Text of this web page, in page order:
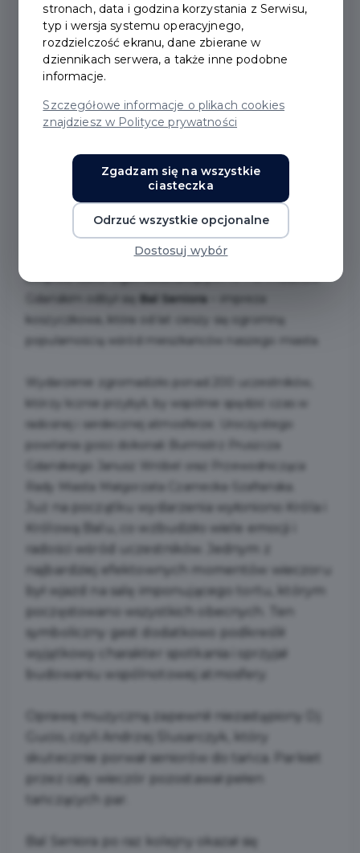
2026-06-12
BAL SENIORA W
PRUSZCZU GDAŃSKIM -
PEŁEN UŚMIECHU I
DOBREJ ZABAWY -
FOTORELACJA
10 czerwca 2026 r. w hali sportowo-widowiskowej
Zespołu Szkół Ogólnokształcących nr 1 w Pruszczu
Bal Seniora
popularnością wśród mieszkańców naszego miasta.
Wydarzenie zgromadziło ponad 200 uczestników,
którzy licznie przybyli, by wspólnie spędzić czas w
radosnej i serdecznej atmosferze. Uroczystego
powitania gości dokonali Burmistrz Pruszcza
Gdańskiego Janusz Wróbel oraz Przewodnicząca
Rady Miasta Małgorzata Czarnecka-Szafrańska.
Już na początku wydarzenia wyłoniono Króla i
Królową Balu, co wzbudziło wiele emocji i
radości wśród uczestników. Jednym z
najbardziej efektownych momentów wieczoru
był wjazd na salę imponującego tortu, którym
poczęstowano wszystkich obecnych. Ten
symboliczny gest dodatkowo podkreślił
wyjątkowy charakter spotkania i sprzyjał
budowaniu wspólnotowej atmosfery.
Oprawę muzyczną zapewnił niezastąpiony Dj
Gucio, czyli Andrzej Ślusarczyk, który
skutecznie porwał seniorów do tańca. Parkiet
przez cały wieczór pozostawał pełen
tańczących par.
Bal Seniora po raz kolejny okazał się
stronach, data i godzina korzystania z Serwisu,
typ i wersja systemu operacyjnego,
rozdzielczość ekranu, dane zbierane w
dziennikach serwera, a także inne podobne
informacje.
Szczegółowe informacje o plikach cookies
znajdziesz w Polityce prywatności
Zgadzam się na wszystkie
ciasteczka
Odrzuć wszystkie opcjonalne
Dostosuj wybór